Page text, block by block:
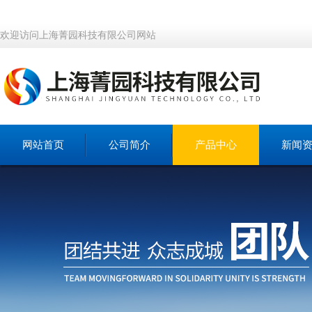
欢迎访问上海菁园科技有限公司网站
网站首页 公司简介 产品中心 新闻